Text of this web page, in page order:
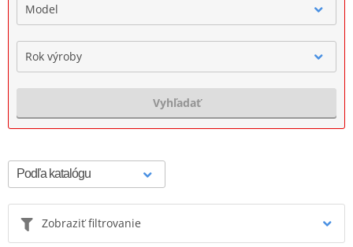
Model
Rok výroby
Vyhľadať
Zobraziť filtrovanie